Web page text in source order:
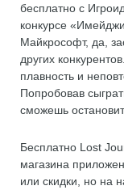
бесплатно с
конкурсе
Майкрософт, да,
других
плавность и
Попробовав
сможешь
Бесплатно Lost
магазина
или скидки, но на